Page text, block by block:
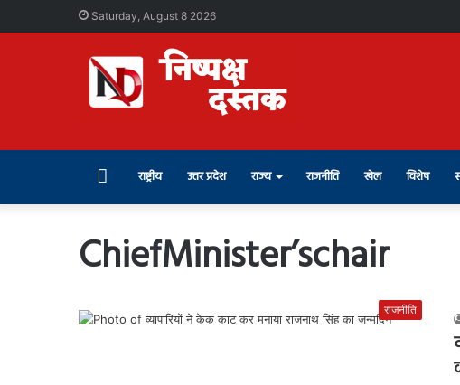
Saturday, August 8 2026
राष्ट्रीय उत्तर प्रदेश राज्य राजनीति खेल विशेष
ChiefMinister’schair
राजनीति